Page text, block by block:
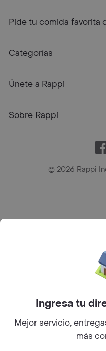
Pide tu comida favorita
Categorías
Únete a Rappi
Sobre Rappi
© 2026 Rappi
Bogotá D.C. ---
Ingresa tu
Mejor servicio,
más